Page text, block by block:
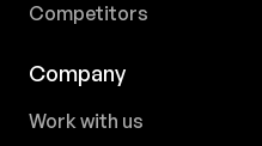
Competitors
Company
Work with us